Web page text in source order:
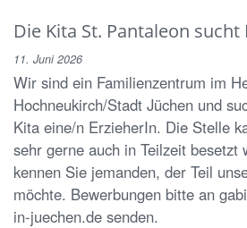
Die Kita St. Pantaleon
11. Juni 2026
Wir sind ein Familienzentrum im
Hochneukirch/Stadt Jüchen und
Kita eine/n ErzieherIn. Die Stelle
sehr gerne auch in Teilzeit besetzt
kennen Sie jemanden, der Teil
möchte. Bewerbungen bitte an
in-juechen.de senden.